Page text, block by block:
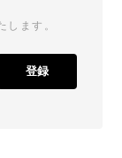
します。
登録